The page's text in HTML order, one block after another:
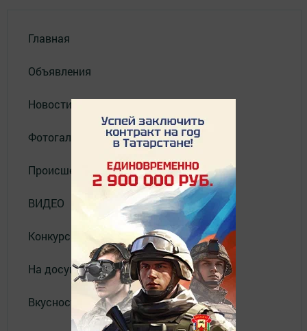
Главная
Объявления
Новости
Фотогалерея
Происшествия
ВИДЕО
Конкурсы
На досуге
Вкусности